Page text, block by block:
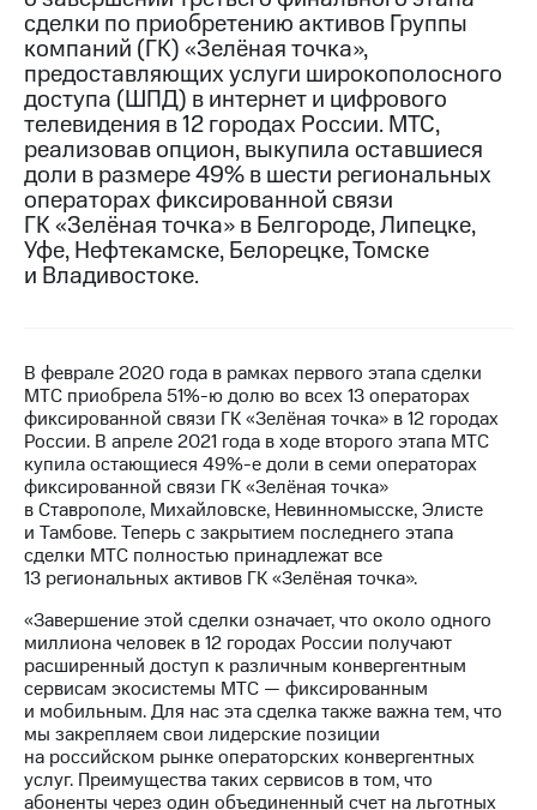
МТС
о технологиях
Достижения
Интервью
Финансовая
отчетность
Контакты
и акционерам
Корпоративное
управление
Корпоративный
секретарь
Раскрытие
информации
Информация
акционерам
Документы
ПАО
"МТС"
Собрания
акционеров
Личный
кабинет
акционера
Акционерный
сделки по приобретению активов Группы
компаний (ГК) «Зелёная точка»,
предоставляющих услуги широкополосного
доступа (ШПД) в интернет и цифрового
телевидения в 12 городах России. МТС,
реализовав опцион, выкупила оставшиеся
доли в размере 49% в шести региональных
операторах фиксированной связи
ГК «Зелёная точка» в Белгороде, Липецке,
Уфе, Нефтекамске, Белорецке, Томске
и Владивостоке.
В феврале 2020 года в рамках первого этапа сделки
МТС приобрела 51%-ю долю во всех 13 операторах
фиксированной связи ГК «Зелёная точка» в 12 городах
России. В апреле 2021 года в ходе второго этапа МТС
купила остающиеся 49%-е доли в семи операторах
фиксированной связи ГК «Зелёная точка»
в Ставрополе, Михайловске, Невинномысске, Элисте
и Тамбове. Теперь с закрытием последнего этапа
сделки МТС полностью принадлежат все
13 региональных активов ГК «Зелёная точка».
«Завершение этой сделки означает, что около одного
миллиона человек в 12 городах России получают
расширенный доступ к различным конвергентным
сервисам экосистемы МТС — фиксированным
и мобильным. Для нас эта сделка также важна тем, что
мы закрепляем свои лидерские позиции
на российском рынке операторских конвергентных
услуг. Преимущества таких сервисов в том, что
абоненты через один объединенный счет на льготных